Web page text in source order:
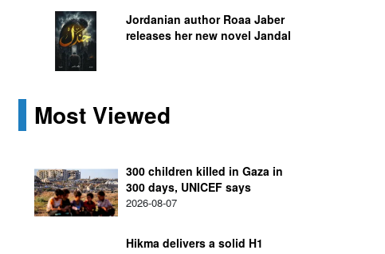
Jordanian author Roaa Jaber
releases her new novel Jandal
Most Viewed
300 children killed in Gaza in
300 days, UNICEF says
2026-08-07
Hikma delivers a solid H1